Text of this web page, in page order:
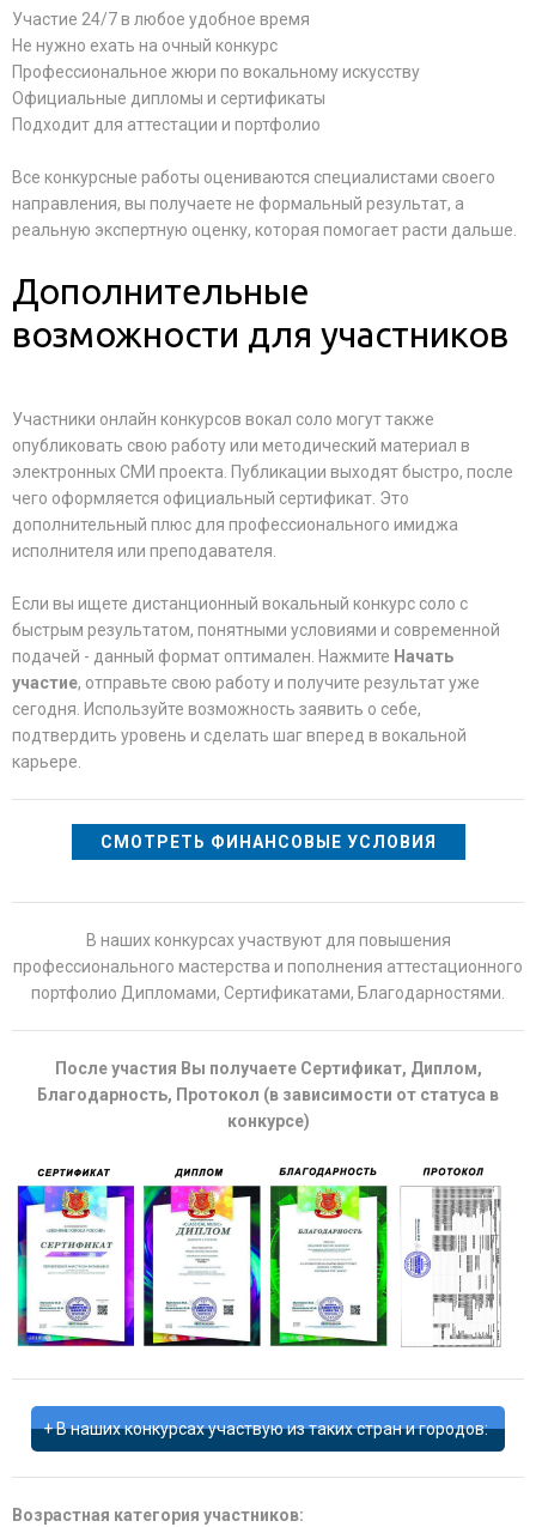
Участие 24/7 в любое удобное время
Не нужно ехать на очный конкурс
Профессиональное жюри по вокальному искусству
Официальные дипломы и сертификаты
Подходит для аттестации и портфолио
Все конкурсные работы оцениваются специалистами своего
направления, вы получаете не формальный результат, а
реальную экспертную оценку, которая помогает расти дальше.
Дополнительные
возможности для участников
Участники онлайн конкурсов вокал соло могут также
опубликовать свою работу или методический материал в
электронных СМИ проекта. Публикации выходят быстро, после
чего оформляется официальный сертификат. Это
дополнительный плюс для профессионального имиджа
исполнителя или преподавателя.
Если вы ищете дистанционный вокальный конкурс соло с
быстрым результатом, понятными условиями и современной
подачей - данный формат оптимален. Нажмите Начать
участие, отправьте свою работу и получите результат уже
сегодня. Используйте возможность заявить о себе,
подтвердить уровень и сделать шаг вперед в вокальной
карьере.
СМОТРЕТЬ ФИНАНСОВЫЕ УСЛОВИЯ
В наших конкурсах участвуют для повышения
профессионального мастерства и пополнения аттестационного
портфолио Дипломами, Сертификатами, Благодарностями.
После участия Вы получаете Сертификат, Диплом,
Благодарность, Протокол (в зависимости от статуса в
конкурсе)
В наших конкурсах участвую из таких стран и городов:
Возрастная категория участников: